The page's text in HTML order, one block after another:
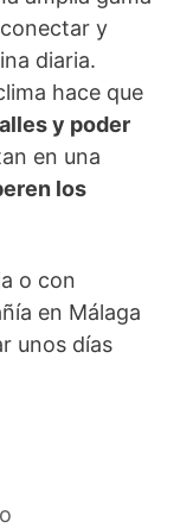
y
diaria.
hace que
y poder
en una
los
o con
en Málaga
unos días